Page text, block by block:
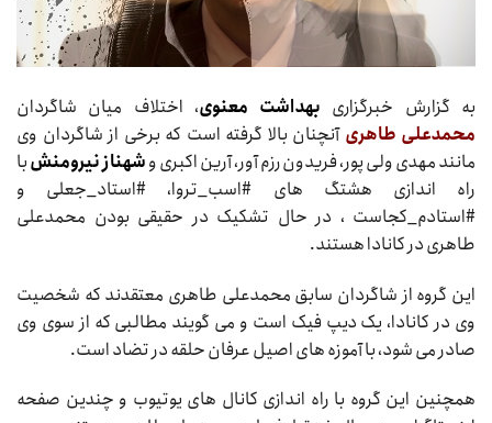
به گزارش خبرگزاری بهداشت معنوی، اختلاف میان شاگردان
محمدعلی طاهری آنچنان بالا گرفته است که برخی از شاگردان وی
مانند مهدی ولی پور، فریدون رزم آور، آرین اکبری وشهناز نیرومنشبا
راه اندازی هشتگ های #اسب_تروا، #استاد_جعلی و
#استادم_کجاست ، در حال تشکیک در حقیقی بودن محمدعلی
طاهری در کانادا هستند.
این گروه از شاگردان سابق محمدعلی طاهری معتقدند که شخصیت
وی در کانادا، یک دیپ فیک است و می گویند مطالبی که از سوی وی
صادر می شود، با آموزه های اصیل عرفان حلقه در تضاد است.
همچنین این گروه با راه اندازی کانال های یوتیوب و چندین صفحه